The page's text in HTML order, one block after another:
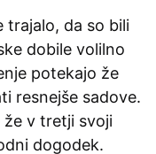
trajalo, da so bili
dobile volilno
potekajo že
resnejše sadove.
že v tretji svoji
dogodek.